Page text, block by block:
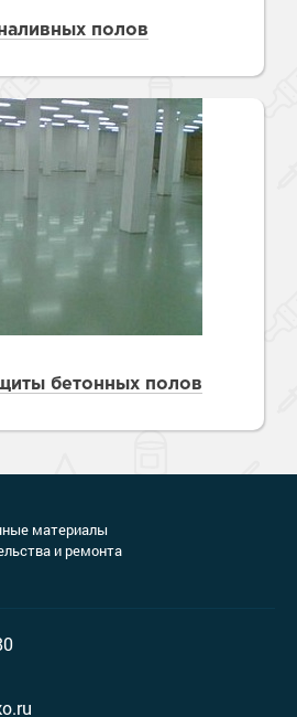
полов
бетонных полов
материалы
и ремонта